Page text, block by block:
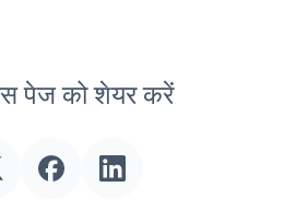
पेज को शेयर करें